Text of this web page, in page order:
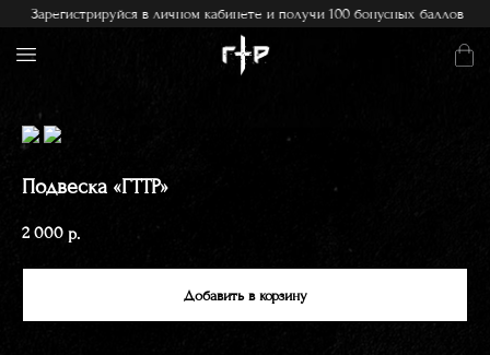
Зарегистрируйся в личном кабинете и получи 100 бонусных баллов
Подвеска «ГТТР»
2 000 р.
Добавить в корзину